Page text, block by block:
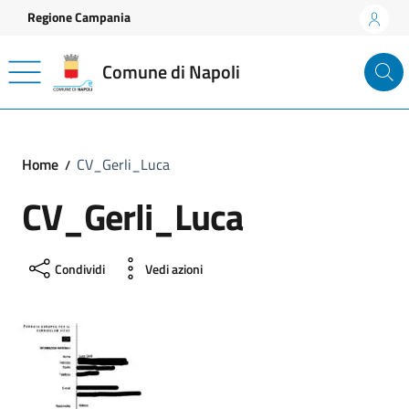
Vai ai contenuti
Vai al footer
Regione Campania
Comune di Napoli
Home CV_Gerli_Luca
CV_Gerli_Luca
Condividi Vedi azioni